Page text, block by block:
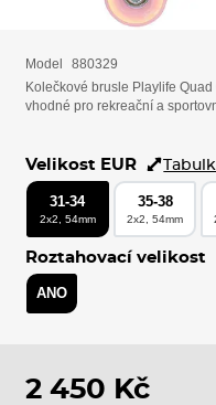
Model
880329
Kolečkové brusle Playlife
vhodné pro rekreační a
Velikost EUR
31-34
2x2, 54mm
35-38
2x2, 54mm
Roztahovací velikost
ANO
2 450 Kč